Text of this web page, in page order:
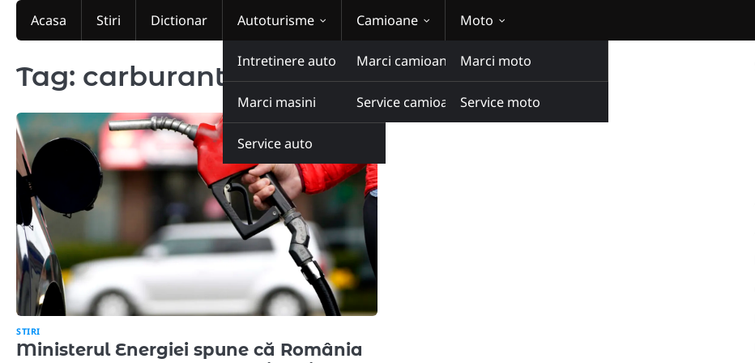
Skip
Acasa Stiri Dictionar Autoturisme
Intretinere auto
Marci masini
Service auto
Camioane
Marci camioane
Service camioane
Moto
Marci moto
Service moto
Tag: carburanti
STIRI
Ministerul Energiei spune că România